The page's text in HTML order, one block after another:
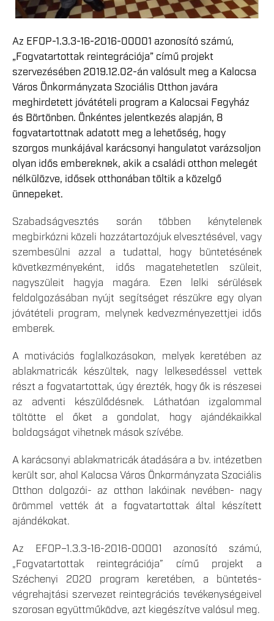
Az EFOP-1.3.3-16-2016-00001 azonosító számú,
„Fogvatartottak reintegrációja” című projekt
szervezésében 2019.12.02-án valósult meg a Kalocsa
Város Önkormányzata Szociális Otthon javára
meghirdetett jóvátételi program a Kalocsai Fegyház
és Börtönben. Önkéntes jelentkezés alapján, 8
fogvatartottnak adatott meg a lehetőség, hogy
szorgos munkájával karácsonyi hangulatot varázsoljon
olyan idős embereknek, akik a családi otthon melegét
nélkülözve, idősek otthonában töltik a közelgő
ünnepeket.
Szabadságvesztés során többen kénytelenek
megbirkózni közeli hozzátartozójuk elvesztésével, vagy
szembesülni azzal a tudattal, hogy büntetésének
következményeként, idős magatehetetlen szüleit,
nagyszüleit hagyja magára. Ezen lelki sérülések
feldolgozásában nyújt segítséget részükre egy olyan
jóvátételi program, melynek kedvezményezettjei idős
emberek.
A motivációs foglalkozásokon, melyek keretében az
ablakmatricák készültek, nagy lelkesedéssel vettek
részt a fogvatartottak, úgy érezték, hogy ők is részesei
az adventi készülődésnek. Láthatóan izgalommal
töltötte el őket a gondolat, hogy ajándékaikkal
boldogságot vihetnek mások szívébe.
A karácsonyi ablakmatricák átadására a bv. intézetben
került sor, ahol Kalocsa Város Önkormányzata Szociális
Otthon dolgozói- az otthon lakóinak nevében- nagy
örömmel vették át a fogvatartottak által készített
ajándékokat.
Az EFOP–1.3.3-16-2016-00001 azonosító számú,
„Fogvatartottak reintegrációja” című projekt a
Széchenyi 2020 program keretében, a büntetés-
végrehajtási szervezet reintegrációs tevékenységeivel
szorosan együttműködve, azt kiegészítve valósul meg.